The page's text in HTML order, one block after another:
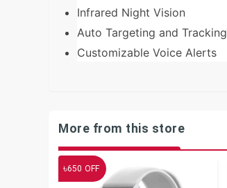
Infrared Night Vision
Auto Targeting and Tracking
Customizable Voice Alerts
More from this store
৳650 OFF